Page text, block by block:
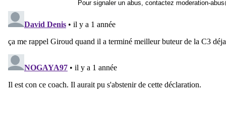
Pour signaler un abus, contactez moderation-